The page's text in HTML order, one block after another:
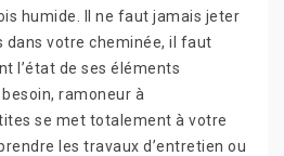
humide. Il ne faut jamais jeter
dans votre cheminée, il faut
l’état de ses éléments
ramoneur à
se met totalement à votre
les travaux d’entretien ou